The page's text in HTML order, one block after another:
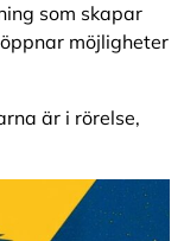
som skapar
möjligheter
är i rörelse,